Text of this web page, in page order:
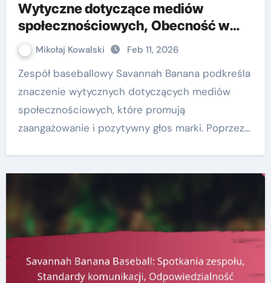
Wytyczne dotyczące mediów
społecznościowych, Obecność w
Internecie, Odpowiedzialność
Mikołaj Kowalski Feb 11, 2026
Zespół baseballowy Savannah Banana podkreśla
znaczenie wytycznych dotyczących mediów
społecznościowych, które promują
zaangażowanie i pozytywny głos marki. Poprzez…